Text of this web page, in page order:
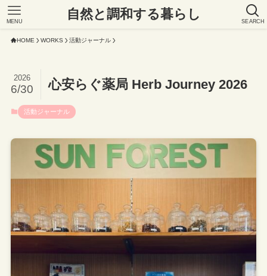
自然と調和する暮らし SEARCH
MENU
HOME WORKS 活動ジャーナル
心安らぐ薬局 Herb Journey 2026
2026
6/30
活動ジャーナル